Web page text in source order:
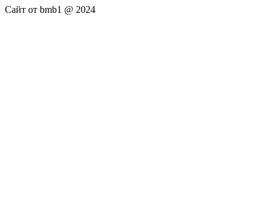
Сайт от bmb1 @ 2024